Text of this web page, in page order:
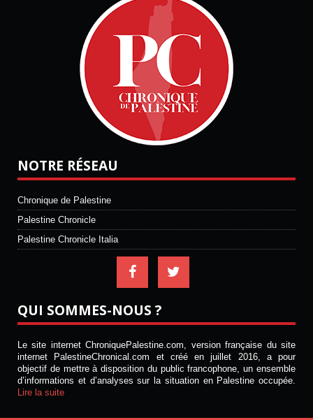
NOTRE RÉSEAU
Chronique de Palestine
Palestine Chronicle
Palestine Chronicle Italia
QUI SOMMES-NOUS ?
Le site internet ChroniquePalestine.com, version française du site
internet PalestineChronical.com et créé en juillet 2016, a pour
objectif de mettre à disposition du public francophone, un ensemble
d’informations et d’analyses sur la situation en Palestine occupée.
Lire la suite